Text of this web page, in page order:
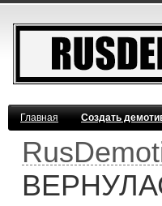
Главная Создать